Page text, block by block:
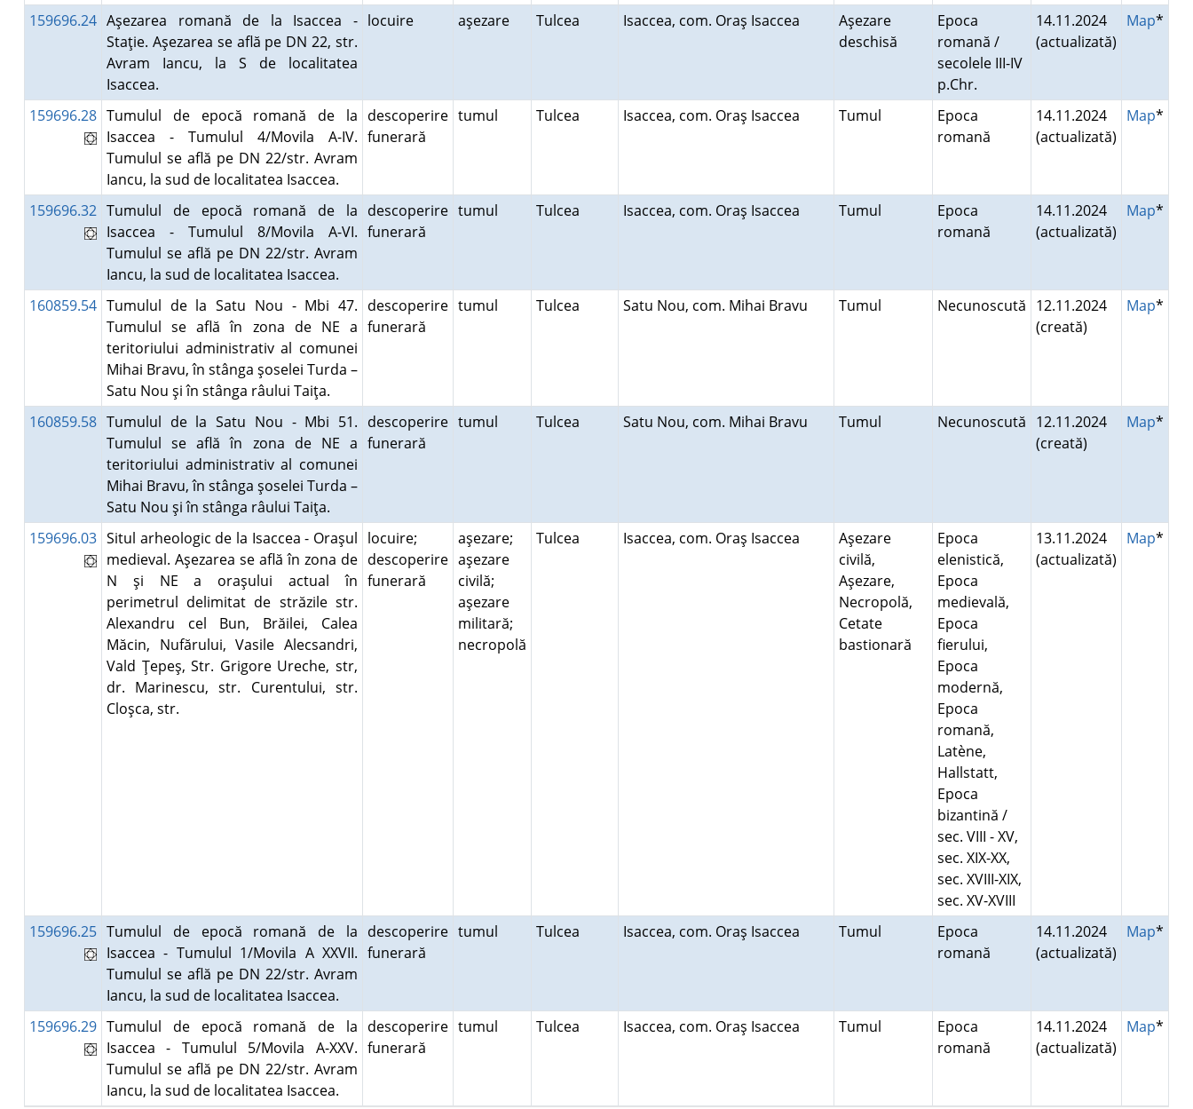
159696.24 Aşezarea romană de la Isaccea -
Staţie. Aşezarea se află pe DN 22, str.
Avram Iancu, la S de localitatea
Isaccea.
locuire aşezare Tulcea Isaccea, com. Oraş Isaccea
Aşezare
deschisă
Epoca
romană /
secolele III-IV
p.Chr.
14.11.2024
(actualizată)
Map*
159696.28 Tumulul de epocă romană de la
Isaccea - Tumulul 4/Movila A-IV.
Tumulul se află pe DN 22/str. Avram
Iancu, la sud de localitatea Isaccea.
descoperire
funerară
tumul Tulcea Isaccea, com. Oraş Isaccea Tumul
Epoca
romană
14.11.2024
(actualizată)
Map*
159696.32 Tumulul de epocă romană de la
Isaccea - Tumulul 8/Movila A-VI.
Tumulul se află pe DN 22/str. Avram
Iancu, la sud de localitatea Isaccea.
descoperire
funerară
tumul Tulcea Isaccea, com. Oraş Isaccea Tumul
Epoca
romană
14.11.2024
(actualizată)
Map*
160859.54 Tumulul de la Satu Nou - Mbi 47.
Tumulul se află în zona de NE a
teritoriului administrativ al comunei
Mihai Bravu, în stânga şoselei Turda –
Satu Nou şi în stânga râului Taiţa.
descoperire
funerară
tumul Tulcea Satu Nou, com. Mihai Bravu Tumul Necunoscută 12.11.2024
(creată)
Map*
160859.58 Tumulul de la Satu Nou - Mbi 51.
Tumulul se află în zona de NE a
teritoriului administrativ al comunei
Mihai Bravu, în stânga şoselei Turda –
Satu Nou şi în stânga râului Taiţa.
descoperire
funerară
tumul Tulcea Satu Nou, com. Mihai Bravu Tumul Necunoscută 12.11.2024
(creată)
Map*
159696.03 Situl arheologic de la Isaccea - Oraşul
medieval. Aşezarea se află în zona de
N şi NE a oraşului actual în
perimetrul delimitat de străzile str.
Alexandru cel Bun, Brăilei, Calea
Măcin, Nufărului, Vasile Alecsandri,
Vald Ţepeş, Str. Grigore Ureche, str,
dr. Marinescu, str. Curentului, str.
Cloşca, str.
locuire;
descoperire
funerară
aşezare;
aşezare
civilă;
aşezare
militară;
necropolă
Tulcea Isaccea, com. Oraş Isaccea
Aşezare
civilă,
Aşezare,
Necropolă,
Cetate
bastionară
Epoca
elenistică,
Epoca
medievală,
Epoca
fierului,
Epoca
modernă,
Epoca
romană,
Latène,
Hallstatt,
Epoca
bizantină /
sec. VIII - XV,
sec. XIX-XX,
sec. XVIII-XIX,
sec. XV-XVIII
13.11.2024
(actualizată)
Map*
159696.25 Tumulul de epocă romană de la
Isaccea - Tumulul 1/Movila A XXVII.
Tumulul se află pe DN 22/str. Avram
Iancu, la sud de localitatea Isaccea.
descoperire
funerară
tumul Tulcea Isaccea, com. Oraş Isaccea Tumul
Epoca
romană
14.11.2024
(actualizată)
Map*
159696.29 Tumulul de epocă romană de la
Isaccea - Tumulul 5/Movila A-XXV.
Tumulul se află pe DN 22/str. Avram
Iancu, la sud de localitatea Isaccea.
descoperire
funerară
tumul Tulcea Isaccea, com. Oraş Isaccea Tumul
Epoca
romană
14.11.2024
(actualizată)
Map*